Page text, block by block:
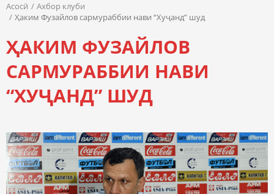
Асосӣ
Ахбор клуби
Ҳаким Фузайлов сармураббии нави “Хуҷанд” шуд
ҲАКИМ ФУЗАЙЛОВ
САРМУРАББИИ НАВИ
“ХУҶАНД” ШУД